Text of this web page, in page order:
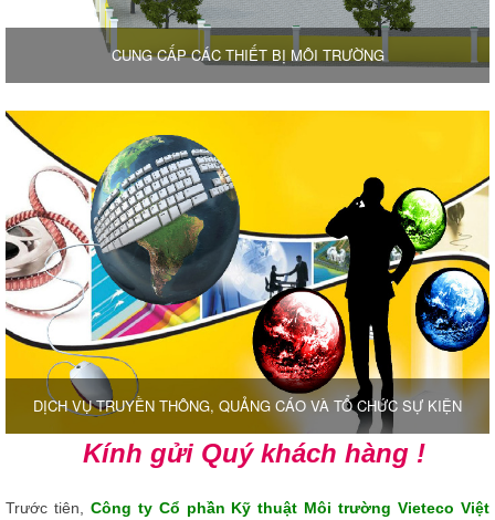
CUNG CẤP CÁC THIẾT BỊ MÔI TRƯỜNG
DỊCH VỤ TRUYỀN THÔNG, QUẢNG CÁO VÀ TỔ CHỨC SỰ KIỆN
Kính gửi Quý khách hàng !
Trước tiên, Công ty Cổ phần Kỹ thuật Môi trường Vieteco Việt